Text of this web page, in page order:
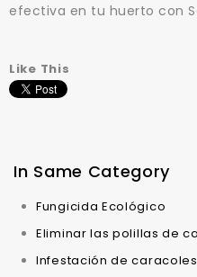
efectiva en tu huerto con
Like This
In Same Category
Fungicida Ecológico
Eliminar las polillas de
Infestación de